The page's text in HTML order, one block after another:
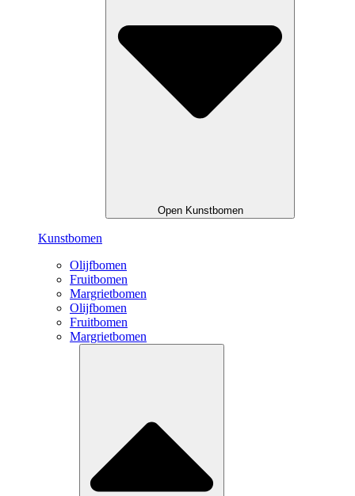
Open Kunstbomen
Kunstbomen
Olijfbomen
Fruitbomen
Margrietbomen
Olijfbomen
Fruitbomen
Margrietbomen